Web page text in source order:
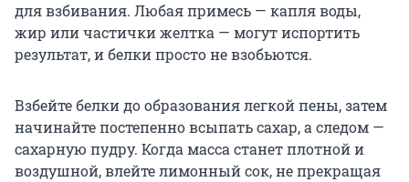
для взбивания. Любая примесь — капля воды,
жир или частички желтка — могут испортить
результат, и белки просто не взобьются.
Взбейте белки до образования легкой пены, затем
начинайте постепенно всыпать сахар, а следом —
сахарную пудру. Когда масса станет плотной и
воздушной, влейте лимонный сок, не прекращая